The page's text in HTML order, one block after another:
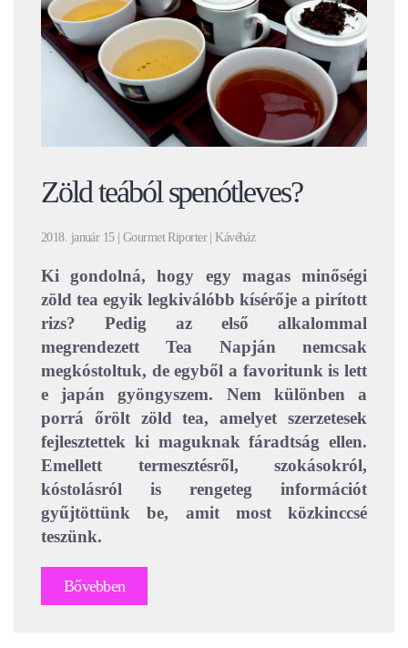
Zöld teából spenótleves?
2018. január 15 | Gourmet Riporter | Kávéház
Ki gondolná, hogy egy magas minőségi
zöld tea egyik legkiválóbb kísérője a pirított
rizs? Pedig az első alkalommal
megrendezett Tea Napján nemcsak
megkóstoltuk, de egyből a favoritunk is lett
e japán gyöngyszem. Nem különben a
porrá őrölt zöld tea, amelyet szerzetesek
fejlesztettek ki maguknak fáradtság ellen.
Emellett termesztésről, szokásokról,
kóstolásról is rengeteg információt
gyűjtöttünk be, amit most közkinccsé
teszünk.
Bővebben